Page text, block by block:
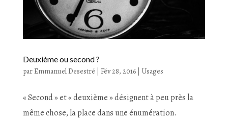
Deuxième ou second ?
parEmmanuel Desestré Fév 28, 2016| Usages
« Second » et « deuxième » désignent à peu près la
même chose, la place dans une énumération.